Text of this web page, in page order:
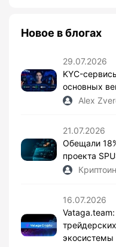
Новое в блогах
29.07.2026
KYC-
основных
Alex
21.07.2026
Обещали
проекта
16.07.2026
экосистемы